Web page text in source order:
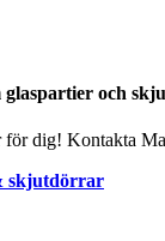
glaspartier och
för dig! Kontakta
skjutdörrar